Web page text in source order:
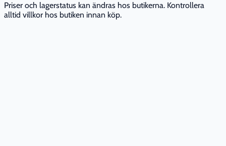
Priser och lagerstatus kan ändras hos butikerna. Kontrollera
alltid villkor hos butiken innan köp.